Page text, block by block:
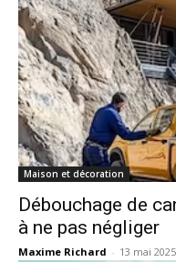
Maison et décoration
Débouchage de
à ne pas négliger
Maxime Richard - 13 mai